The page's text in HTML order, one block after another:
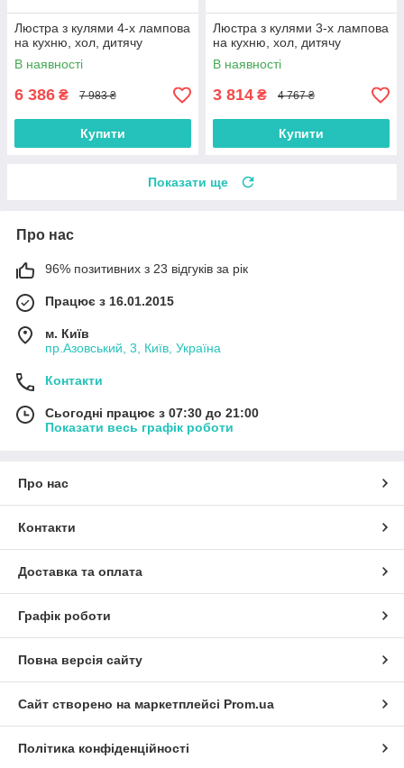
Люстра з кулями 4-х лампова
на кухню, хол, дитячу
В наявності
6 386 ₴ 7 983 ₴
Купити
Люстра з кулями 3-х лампова
на кухню, хол, дитячу
В наявності
3 814 ₴ 4 767 ₴
Купити
Показати ще
Про нас
96% позитивних з 23 відгуків за рік
Працює з 16.01.2015
м. Київ
пр.Азовський, 3, Київ, Україна
Контакти
Сьогодні працює з 07:30 до 21:00
Показати весь графік роботи
Про нас
Контакти
Доставка та оплата
Графік роботи
Повна версія сайту
Сайт створено на маркетплейсі Prom.ua
Політика конфіденційності